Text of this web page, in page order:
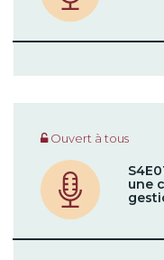
Ouvert à tous
une